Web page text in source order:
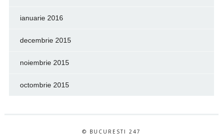
ianuarie 2016
decembrie 2015
noiembrie 2015
octombrie 2015
© BUCURESTI 247